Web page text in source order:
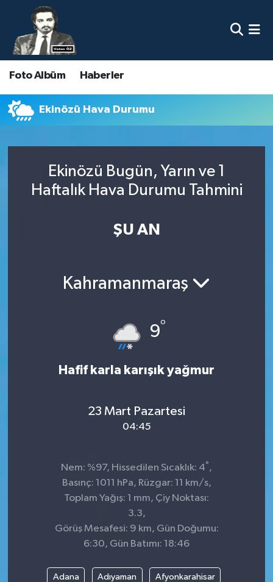
Foto Albüm Haberler
Ekinözü Hava Durumu
Ekinözü Bugün, Yarın ve 1
Haftalık Hava Durumu Tahmini
ŞU AN
Kahramanmaraş
9°
Hafif karla karışık yağmur
23 Mart Pazartesi
04:45
Nem: %97, Hissedilen Sıcaklık: 4° ,
Basınç: 1011 hPa, Rüzgar: 11 km/s,
Toplam Yağış: 1 mm, Çiy Noktası:
3.3,
Görüş Mesafesi: 9 km, Gün Doğumu:
6:30, Gün Batımı: 18:46
Adana Adıyaman Afyonkarahisar
Nöbetçi Eczaneler
Hava Durumu
Namaz Vakitleri
Süper Lig Puan Durumu ve Fikstür
Son Dakika Haberleri